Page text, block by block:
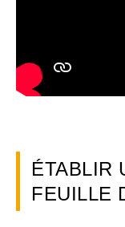
ÉTABLIR
FEUILLE